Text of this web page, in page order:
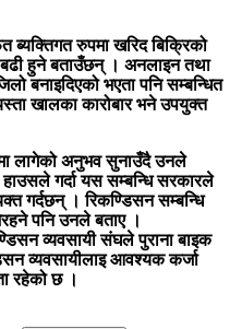
रुपमा खरिद बिक्रिको
बढी हुने बताउँछन् । अनलाइन तथा
बनाइदिएको भएता पनि सम्बन्धित
खालका कारोबार भने उपयुक्त
लागेको अनुभव सुनाउँदै उनले
गर्दा यस सम्बन्धि सरकारले
गर्दछन् । रिकण्डिसन सम्बन्धि
पनि उनले बताए ।
व्यवसायी संघले पुराना बाइक
व्यवसायीलाइ आवश्यक कर्जा
रहेको छ ।